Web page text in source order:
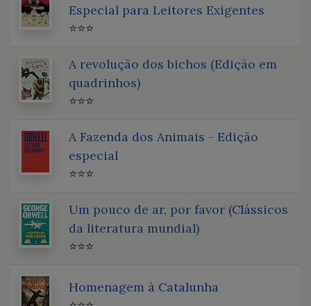
Especial para Leitores Exigentes
⭐⭐⭐
A revolução dos bichos (Edição em
quadrinhos)
⭐⭐⭐
A Fazenda dos Animais - Edição
especial
⭐⭐⭐
Um pouco de ar, por favor (Clássicos
da literatura mundial)
⭐⭐⭐
Homenagem à Catalunha